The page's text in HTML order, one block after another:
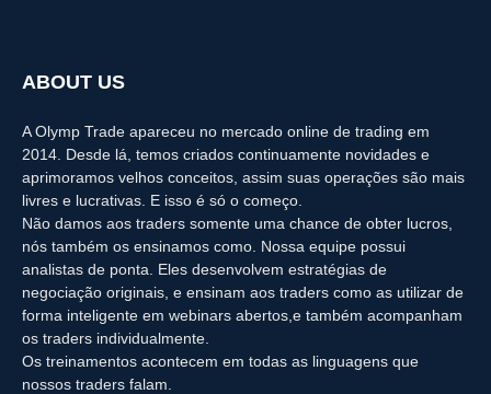
ABOUT US
A Olymp Trade apareceu no mercado online de trading em
2014. Desde lá, temos criados continuamente novidades e
aprimoramos velhos conceitos, assim suas operações são mais
livres e lucrativas. E isso é só o começo.
Não damos aos traders somente uma chance de obter lucros,
nós também os ensinamos como. Nossa equipe possui
analistas de ponta. Eles desenvolvem estratégias de
negociação originais, e ensinam aos traders como as utilizar de
forma inteligente em webinars abertos,e também acompanham
os traders individualmente.
Os treinamentos acontecem em todas as linguagens que
nossos traders falam.